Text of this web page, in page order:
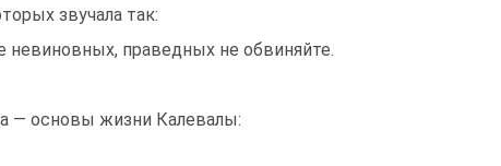
звучала так:
праведных не обвиняйте.
— основы жизни Калевалы: